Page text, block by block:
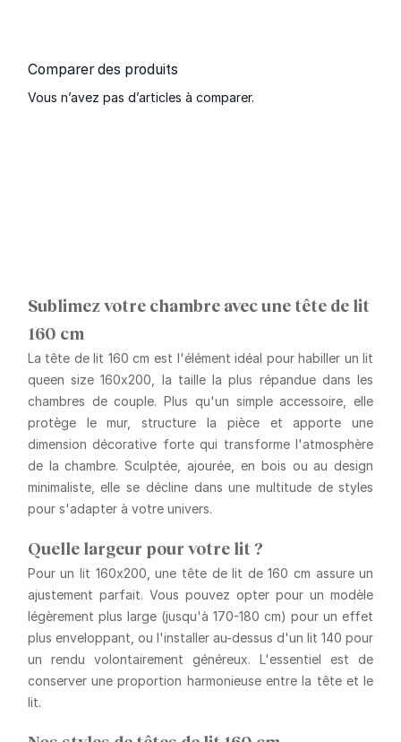
Comparer des produits
Vous n’avez pas d’articles à comparer.
Sublimez votre chambre avec une tête de lit
160 cm
La tête de lit 160 cm est l'élément idéal pour habiller un lit
queen size 160x200, la taille la plus répandue dans les
chambres de couple. Plus qu'un simple accessoire, elle
protège le mur, structure la pièce et apporte une
dimension décorative forte qui transforme l'atmosphère
de la chambre. Sculptée, ajourée, en bois ou au design
minimaliste, elle se décline dans une multitude de styles
pour s'adapter à votre univers.
Quelle largeur pour votre lit ?
Pour un lit 160x200, une tête de lit de 160 cm assure un
ajustement parfait. Vous pouvez opter pour un modèle
légèrement plus large (jusqu'à 170-180 cm) pour un effet
plus enveloppant, ou l'installer au-dessus d'un lit 140 pour
un rendu volontairement généreux. L'essentiel est de
conserver une proportion harmonieuse entre la tête et le
lit.